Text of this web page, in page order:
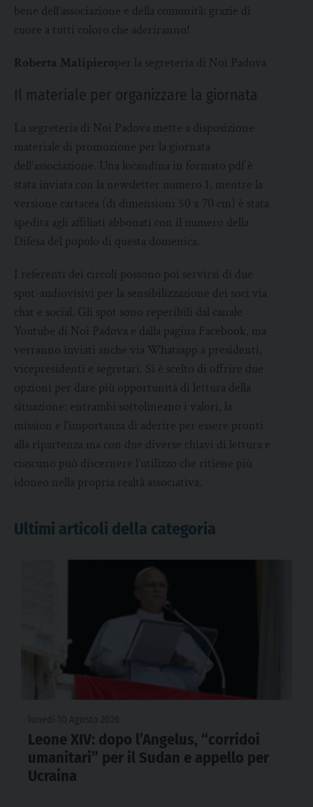
bene dell’associazione e della comunità: grazie di
cuore a tutti coloro che aderiranno!
Roberta Malipieroper la segreteria di Noi Padova
Il materiale per organizzare la giornata
La segreteria di Noi Padova mette a disposizione
materiale di promozione per la giornata
dell’associazione. Una locandina in formato pdf è
stata inviata con la newsletter numero 1, mentre la
versione cartacea (di dimensioni 50 x 70 cm) è stata
spedita agli affiliati abbonati con il numero della
Difesa del popolo di questa domenica.
I referenti dei circoli possono poi servirsi di due
spot-audiovisivi per la sensibilizzazione dei soci via
chat e social. Gli spot sono reperibili dal canale
Youtube di Noi Padova e dalla pagina Facebook, ma
verranno inviati anche via Whatsapp a presidenti,
vicepresidenti e segretari. Si è scelto di offrire due
opzioni per dare più opportunità di lettura della
situazione: entrambi sottolineano i valori, la
mission e l’importanza di aderire per essere pronti
alla ripartenza ma con due diverse chiavi di lettura e
ciascuno può discernere l’utilizzo che ritiene più
idoneo nella propria realtà associativa.
Ultimi articoli della categoria
Leone XIV: dopo l’Angelus, “corridoi
umanitari” per il Sudan e appello per
Ucraina